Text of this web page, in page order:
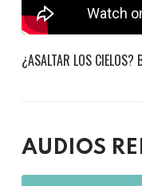
¿ASALTAR LOS CIELOS?
AUDIOS